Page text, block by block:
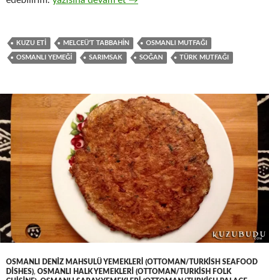
KUZU ETI MELCEÜ'T TABBAHIN OSMANLI MUTFAĞI
OSMANLI YEMEĞI SARIMSAK SOĞAN TÜRK MUTFAĞI
OSMANLI DENIZ MAHSULÜ YEMEKLERI (OTTOMAN/TURKISH SEAFOOD
DISHES), OSMANLI HALK YEMEKLERI (OTTOMAN/TURKISH FOLK